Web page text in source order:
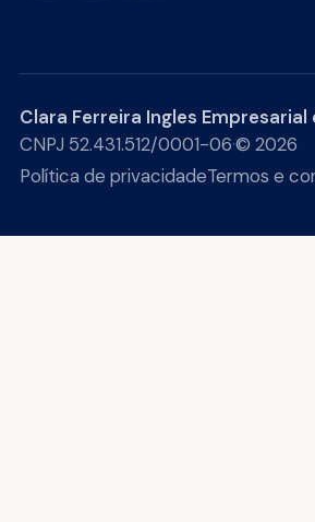
Clara Ferreira Ingles Empresarial
CNPJ 52.431.512/0001-06·© 2026
Política de privacidadeTermos e